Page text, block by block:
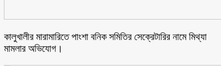
কালুখালীর মারামারিতে পাংশা বনিক সমিতির সেক্রেটারির নামে মিথ্যা
মামলার অভিযোগ।